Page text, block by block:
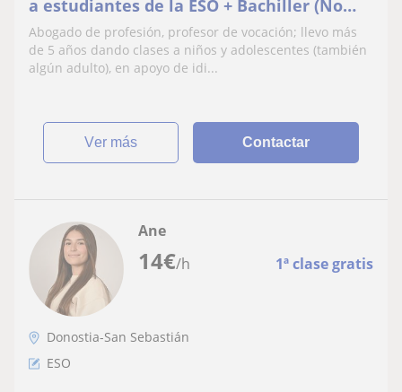
a estudiantes de la ESO + Bachiller (No
hablo Euskera)
Abogado de profesión, profesor de vocación; llevo más
de 5 años dando clases a niños y adolescentes (también
algún adulto), en apoyo de idi...
ver más Contactar
14€/h 1ª clase gratis
Ane
Donostia-San Sebastián
ESO